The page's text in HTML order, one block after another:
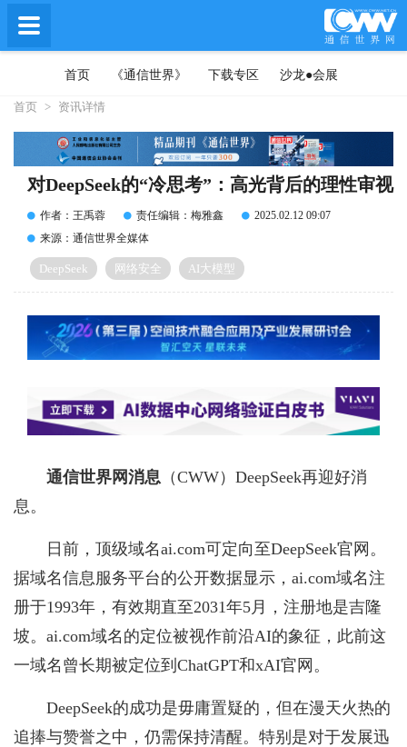
首页 《通信世界》 下载专区 沙龙●会展
首页 > 资讯详情
对DeepSeek的“冷思考”：高光背后的理性审视
作者：王禹蓉 责任编辑：梅雅鑫
2025.02.12 09:07
来源：通信世界全媒体
DeepSeek 网络安全 AI大模型
通信世界网消息 （CWW） DeepSeek再迎好消
息。
日前，顶级域名ai.com可定向至DeepSeek官网。
据域名信息服务平台的公开数据显示，ai.com域名注
册于1993年，有效期直至2031年5月，注册地是吉隆
坡。ai.com域名的定位被视作前沿AI的象征，此前这
一域名曾长期被定位到ChatGPT和xAI官网。
DeepSeek的成功是毋庸置疑的，但在漫天火热的
追捧与赞誉之中，仍需保持清醒。特别是对于发展迅